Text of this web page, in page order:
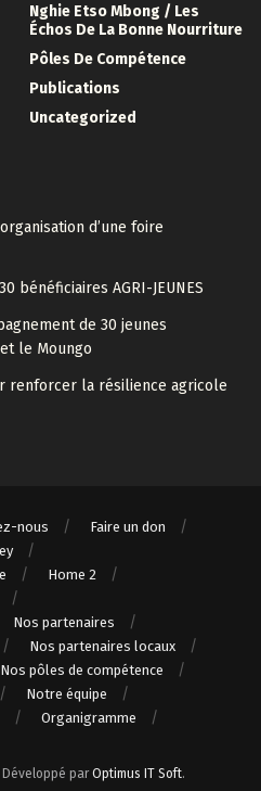
Nghie Etso Mbong / Les
Échos De La Bonne Nourriture
Pôles De Compétence
Publications
Uncategorized
d’une foire
bénéficiaires AGRI-JEUNES
de 30 jeunes
le Moungo
renforcer la résilience agricole
nous
Faire un don
Home 2
Nos partenaires
Nos partenaires locaux
Nos pôles de compétence
Notre équipe
Organigramme
par Optimus IT Soft.